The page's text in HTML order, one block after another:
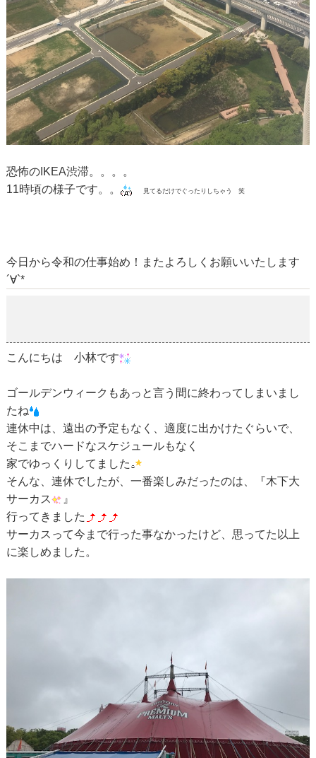
恐怖のIKEA渋滞。。。。
11時頃の様子です。。
見てるだけでぐったりしちゃう 笑
今日から令和の仕事始め！またよろしくお願いいたします
´∀`*
こんにちは 小林です
ゴールデンウィークもあっと言う間に終わってしまいまし
たね
連休中は、遠出の予定もなく、適度に出かけたぐらいで、
そこまでハードなスケジュールもなく
家でゆっくりしてました
そんな、連休でしたが、一番楽しみだったのは、『木下大
サーカス
』
行ってきました
サーカスって今まで行った事なかったけど、思ってた以上
に楽しめました。